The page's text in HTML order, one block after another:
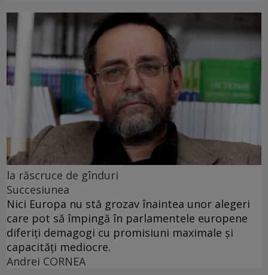
la răscruce de gînduri
Succesiunea
Nici Europa nu stă grozav înaintea unor alegeri
care pot să împingă în parlamentele europene
diferiți demagogi cu promisiuni maximale și
capacități mediocre.
Andrei CORNEA